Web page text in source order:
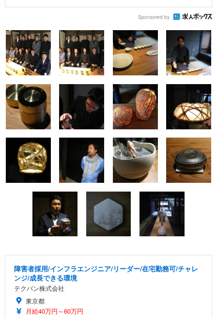
Sponsored by
障害者採用/インフラエンジニア/リーダー/在宅勤務可/チャレ
ンジ/成長できる環境
テクバン株式会社
東京都
月給40万円～60万円